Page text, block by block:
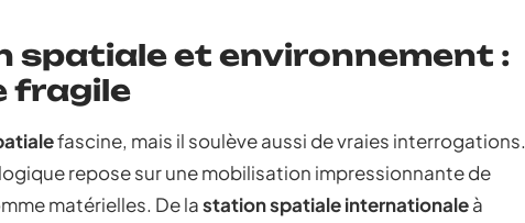
spatiale et environnement :
fragile
fascine, mais il soulève aussi de vraies interrogations.
repose sur une mobilisation impressionnante de
matérielles. De lastation spatiale internationaleà